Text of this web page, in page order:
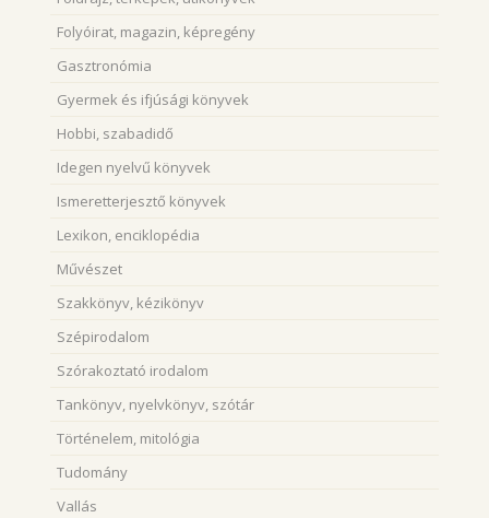
Folyóirat, magazin, képregény
Gasztronómia
Gyermek és ifjúsági könyvek
Hobbi, szabadidő
Idegen nyelvű könyvek
Ismeretterjesztő könyvek
Lexikon, enciklopédia
Művészet
Szakkönyv, kézikönyv
Szépirodalom
Szórakoztató irodalom
Tankönyv, nyelvkönyv, szótár
Történelem, mitológia
Tudomány
Vallás